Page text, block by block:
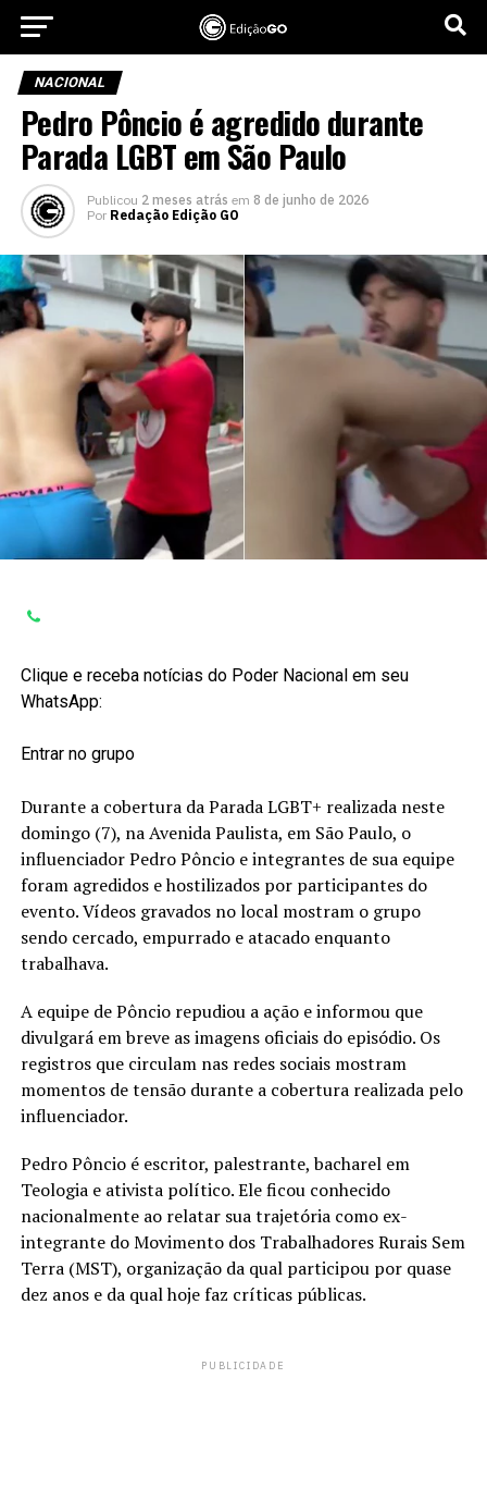
NACIONAL
Pedro Pôncio é agredido durante
Parada LGBT em São Paulo
Publicou 2 meses atrás em 8 de junho de 2026
Por Redação Edição GO
Clique e receba notícias do Poder Nacional em seu
WhatsApp:
Entrar no grupo
Durante a cobertura da Parada LGBT+ realizada neste
domingo (7), na Avenida Paulista, em São Paulo, o
influenciador Pedro Pôncio e integrantes de sua equipe
foram agredidos e hostilizados por participantes do
evento. Vídeos gravados no local mostram o grupo
sendo cercado, empurrado e atacado enquanto
trabalhava.
A equipe de Pôncio repudiou a ação e informou que
divulgará em breve as imagens oficiais do episódio. Os
registros que circulam nas redes sociais mostram
momentos de tensão durante a cobertura realizada pelo
influenciador.
Pedro Pôncio é escritor, palestrante, bacharel em
Teologia e ativista político. Ele ficou conhecido
nacionalmente ao relatar sua trajetória como ex-
integrante do Movimento dos Trabalhadores Rurais Sem
Terra (MST), organização da qual participou por quase
dez anos e da qual hoje faz críticas públicas.
PUBLICIDADE